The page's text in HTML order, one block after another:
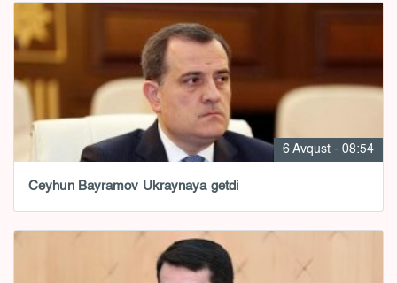
6 Avqust - 08:54
Ceyhun Bayramov Ukraynaya getdi